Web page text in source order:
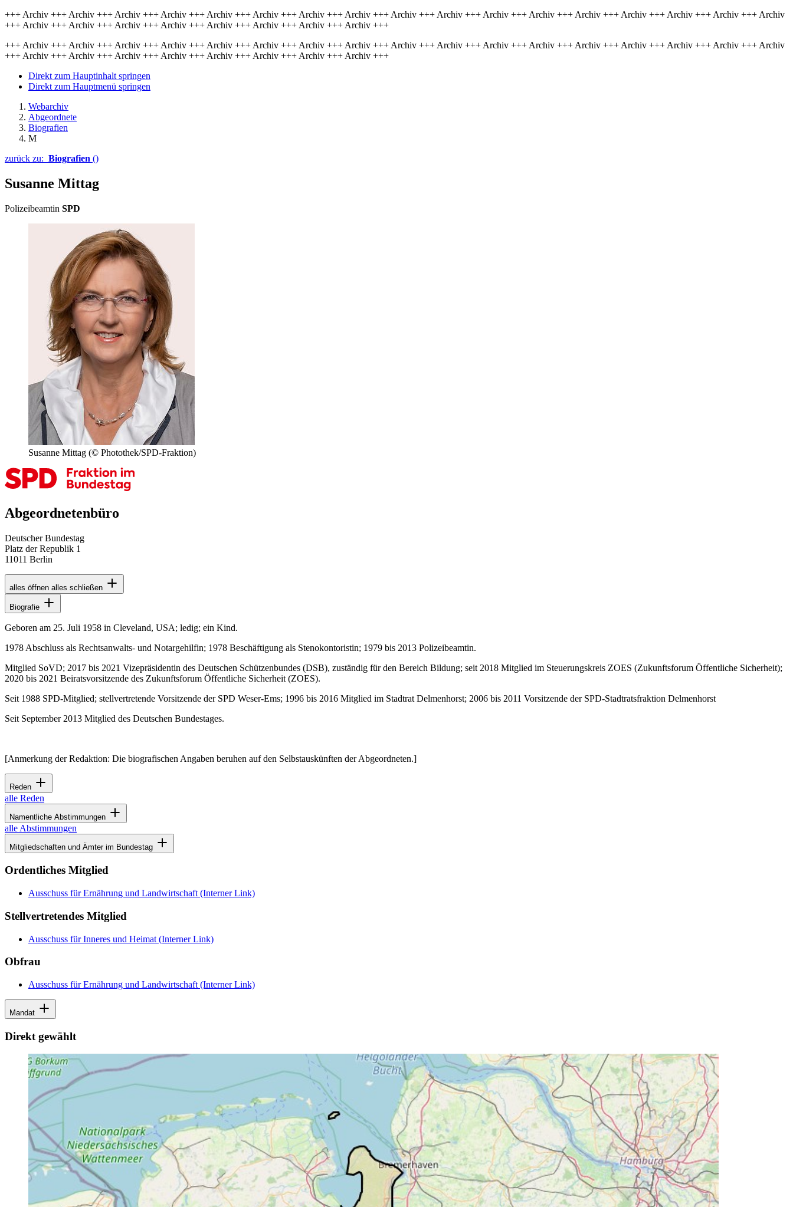
+++ Archiv +++ Archiv +++ Archiv +++ Archiv +++ Archiv +++ Archiv +++ Archiv +++ Archiv +++ Archiv +++ Archiv +++ Archiv +++ Archiv +++ Archiv +++ Archiv +++ Archiv +++ Archiv +++ Archiv
+++ Archiv +++ Archiv +++ Archiv +++ Archiv +++ Archiv +++ Archiv +++ Archiv +++ Archiv +++
+++ Archiv +++ Archiv +++ Archiv +++ Archiv +++ Archiv +++ Archiv +++ Archiv +++ Archiv +++ Archiv +++ Archiv +++ Archiv +++ Archiv +++ Archiv +++ Archiv +++ Archiv +++ Archiv +++ Archiv
+++ Archiv +++ Archiv +++ Archiv +++ Archiv +++ Archiv +++ Archiv +++ Archiv +++ Archiv +++
Direkt zum Hauptinhalt springen
Direkt zum Hauptmenü springen
Webarchiv
Abgeordnete
Biografien
M
zurück zu: Biografien ()
Susanne Mittag
Polizeibeamtin SPD
Susanne Mittag (© Photothek/SPD-Fraktion)
Abgeordnetenbüro
Deutscher Bundestag
Platz der Republik 1
11011 Berlin
alles öffnen alles schließen
Biografie
Geboren am 25. Juli 1958 in Cleveland, USA; ledig; ein Kind.
1978 Abschluss als Rechtsanwalts- und Notargehilfin; 1978 Beschäftigung als Stenokontoristin; 1979 bis 2013 Polizeibeamtin.
Mitglied SoVD; 2017 bis 2021 Vizepräsidentin des Deutschen Schützenbundes (DSB), zuständig für den Bereich Bildung; seit 2018 Mitglied im Steuerungskreis ZOES (Zukunftsforum Öffentliche Sicherheit);
2020 bis 2021 Beiratsvorsitzende des Zukunftsforum Öffentliche Sicherheit (ZOES).
Seit 1988 SPD-Mitglied; stellvertretende Vorsitzende der SPD Weser-Ems; 1996 bis 2016 Mitglied im Stadtrat Delmenhorst; 2006 bis 2011 Vorsitzende der SPD-Stadtratsfraktion Delmenhorst
Seit September 2013 Mitglied des Deutschen Bundestages.
[Anmerkung der Redaktion: Die biografischen Angaben beruhen auf den Selbstauskünften der Abgeordneten.]
Reden
alle Reden
Namentliche Abstimmungen
alle Abstimmungen
Mitgliedschaften und Ämter im Bundestag
Ordentliches Mitglied
Ausschuss für Ernährung und Landwirtschaft (Interner Link)
Stellvertretendes Mitglied
Ausschuss für Inneres und Heimat (Interner Link)
Obfrau
Ausschuss für Ernährung und Landwirtschaft (Interner Link)
Mandat
Direkt gewählt